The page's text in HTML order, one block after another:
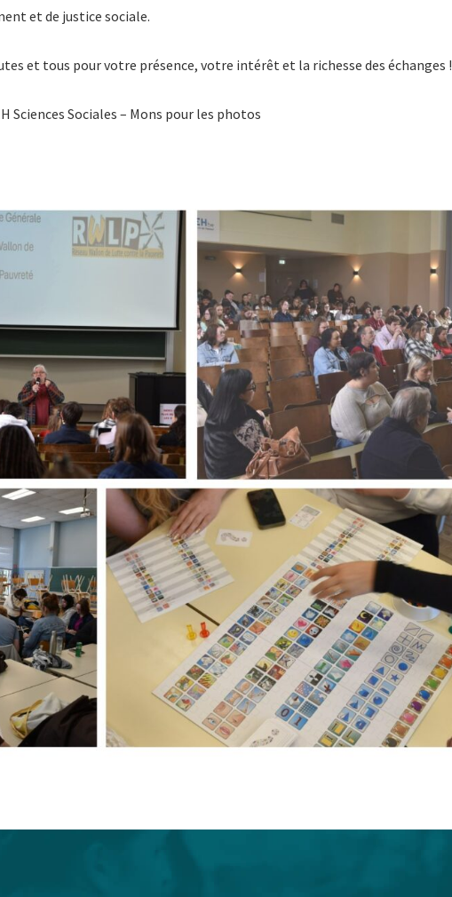
et de justice sociale.
et tous pour votre présence, votre intérêt et la richesse des échanges !
Sciences Sociales – Mons pour les photos